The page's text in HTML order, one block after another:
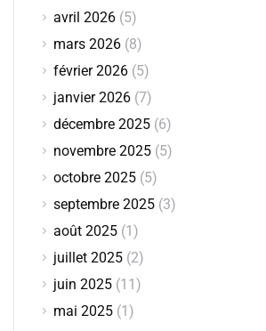
avril 2026 (5)
mars 2026 (8)
février 2026 (5)
janvier 2026 (7)
décembre 2025 (6)
novembre 2025 (5)
octobre 2025 (5)
septembre 2025 (3)
août 2025 (1)
juillet 2025 (2)
juin 2025 (11)
mai 2025 (1)